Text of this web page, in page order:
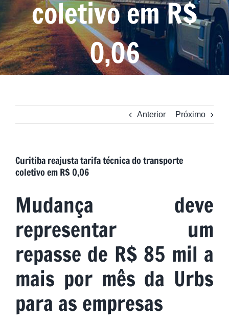
coletivo em R$
0,06
Anterior Próximo
Curitiba reajusta tarifa técnica do transporte
coletivo em R$ 0,06
Mudança deve
representar um
repasse de R$ 85 mil a
mais por mês da Urbs
para as empresas